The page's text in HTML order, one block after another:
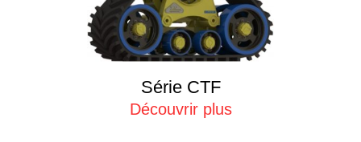
Série CTF
Découvrir plus